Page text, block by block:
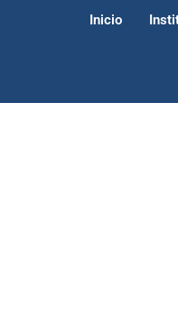
Inicio